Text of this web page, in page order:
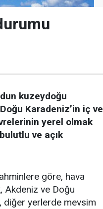
kuzeydoğu
Karadeniz’in iç ve
yerel olmak
ve açık
göre, hava
Akdeniz ve Doğu
diğer yerlerde mevsim